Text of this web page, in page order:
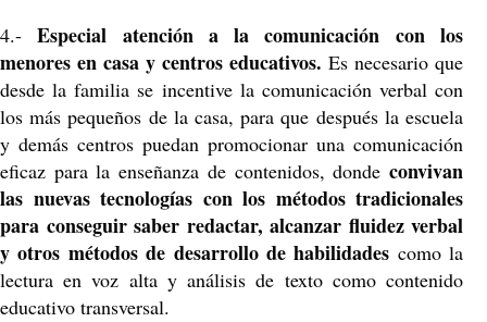
4.-Especial atención a la comunicación con los
menores en casa y centros educativos. Es necesario que
desde la familia se incentive la comunicación verbal con
los más pequeños de la casa, para que después la escuela
y demás centros puedan promocionar una comunicación
eficaz para la enseñanza de contenidos, donde convivan
las nuevas tecnologías con los métodos tradicionales
para conseguir saber redactar, alcanzar fluidez verbal
y otros métodos de desarrollo de habilidades como la
lectura en voz alta y análisis de texto como contenido
educativo transversal.